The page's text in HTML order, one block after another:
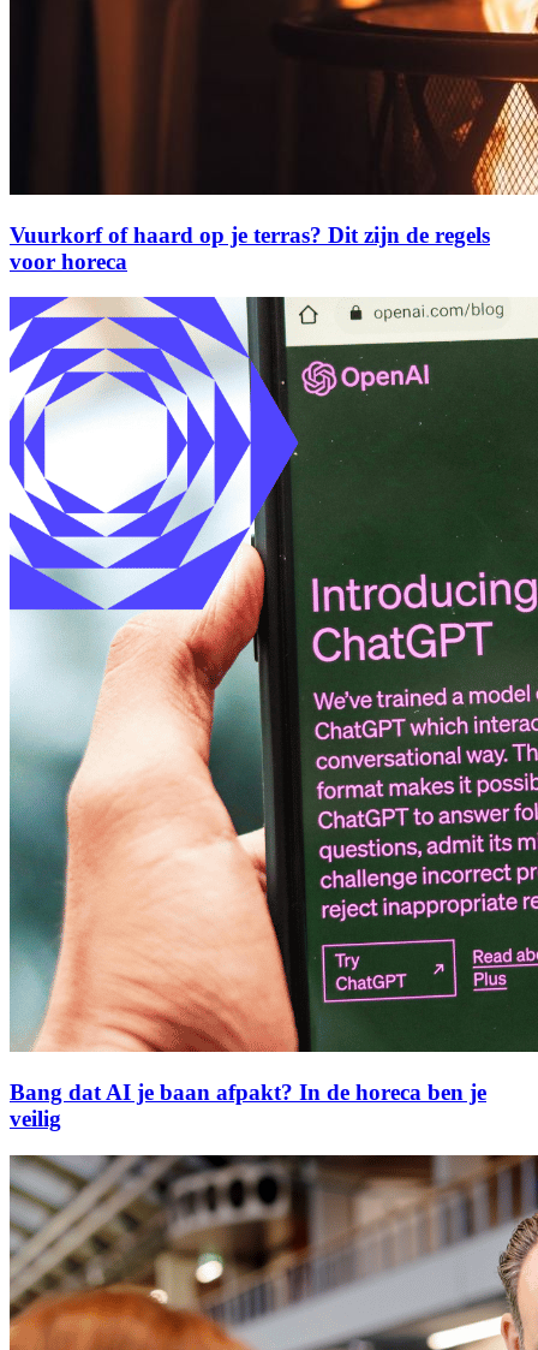
Vuurkorf of haard op je terras? Dit zijn de regels
voor horeca
Bang dat AI je baan afpakt? In de horeca ben je
veilig